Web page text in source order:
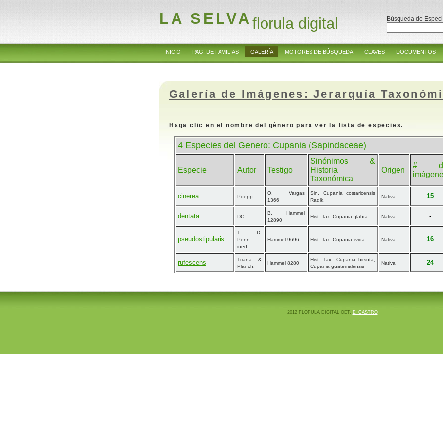
LA SELVAflorula digital Búsqueda de
INICIO PAG. DE FAMILIAS GALERÍA MOTORES DE BÚSQUEDA CLAVES DOCUMENTOS
Galería de Imágenes: Jerarquía
Haga clic en el nombre del género para ver la lista de especies.
4 Especies del Genero: Cupania (Sapindaceae)
Especie Autor Testigo
Sinónimos &
Historia
Taxonómica
Origen
#
cinerea Poepp.
O. Vargas
1366
Sin. Cupania costaricensis
Radlk.
Nativa 15
dentata DC.
B. Hammel
12890
Hist. Tax. Cupania glabra Nativa -
pseudostipularis
T. D.
Penn.
ined.
Hammel 9696 Hist. Tax. Cupania livida Nativa 16
rufescens
Triana &
Planch.
Hammel 8280
Hist. Tax. Cupania hirsuta,
Cupania guatemalensis
Nativa 24
2012 FLORULA DIGITAL OET. E. CASTRO